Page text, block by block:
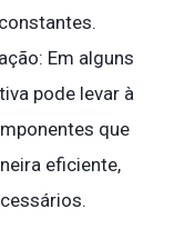
Em alguns
pode levar à
que
eficiente,